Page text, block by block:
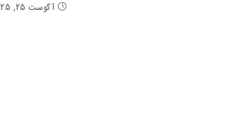
آگوست 25, 2025